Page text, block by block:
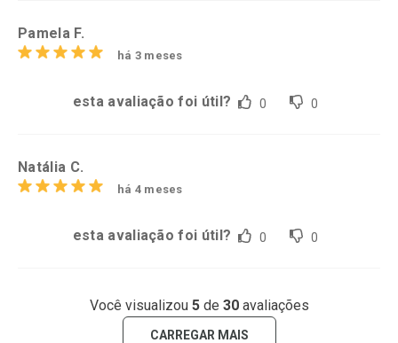
Pamela F.
há 3 meses
esta avaliação foi útil? 0 0
Natália C.
há 4 meses
esta avaliação foi útil? 0 0
Você visualizou 5de 30avaliações
CARREGAR MAIS